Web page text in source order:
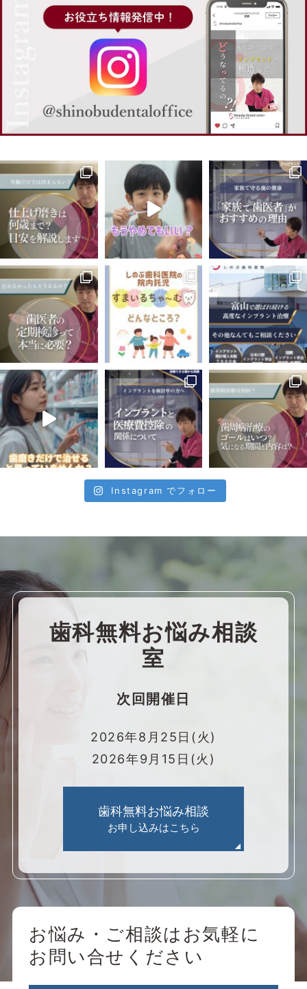
Instagram でフォロー
歯科無料お悩み相談
室
次回開催日
2026年8月25日(火)
2026年9月15日(火)
歯科無料お悩み相談
お申し込みはこちら
お悩み・ご相談はお気軽に
お問い合せください